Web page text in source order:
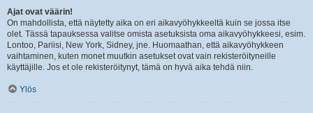
Ajat ovat väärin!
On mahdollista, että näytetty aika on eri aikavyöhykkeeltä kuin se jossa itse
olet. Tässä tapauksessa valitse omista asetuksista oma aikavyöhykkeesi, esim.
Lontoo, Pariisi, New York, Sidney, jne. Huomaathan, että aikavyöhykkeen
vaihtaminen, kuten monet muutkin asetukset ovat vain rekisteröityneille
käyttäjille. Jos et ole rekisteröitynyt, tämä on hyvä aika tehdä niin.
Ylös